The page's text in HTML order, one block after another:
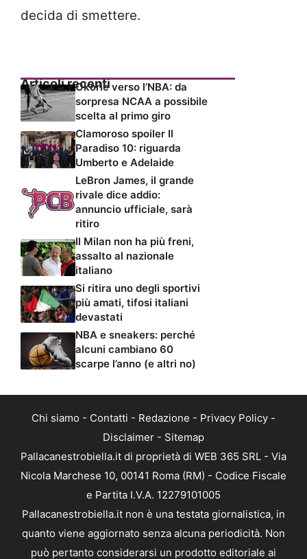
decida di smettere.
Articoli recentiOkorie verso l’NBA: da
sorpresa NCAA a possibile
scelta al primo giro
Clamoroso spoiler Il
Paradiso 10: riguarda
Umberto e Adelaide
LeBron James, il grande
rivale dice addio:
annuncio ufficiale, sarà
ritiro
Il Milan non ha più freni,
assalto al nazionale
italiano
Si ritira uno degli sportivi
più amati, tifosi italiani
devastati
NBA e sneakers: perché
alcuni cambiano 60
scarpe l’anno (e altri no)
Chi siamo - Contatti - Redazione - Privacy Policy -
Disclaimer - Sitemap
Pallacanestrobiella.it di proprietà di WEB 365 SRL - Via
Nicola Marchese 10, 00141 Roma (RM) - Codice Fiscale
e Partita I.V.A. 12279101005
Pallacanestrobiella.it non è una testata giornalistica, in
quanto viene aggiornato senza alcuna periodicità. Non
può pertanto considerarsi un prodotto editoriale ai